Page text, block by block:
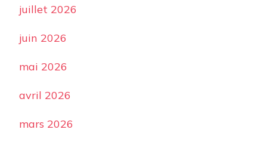
juillet 2026
juin 2026
mai 2026
avril 2026
mars 2026